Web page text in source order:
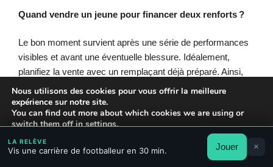
Quand vendre un jeune pour financer deux renforts ?
Le bon moment survient après une série de performances
visibles et avant une éventuelle blessure. Idéalement,
planifiez la vente avec un remplaçant déjà préparé. Ainsi,
l’équipe ne perd pas en intensité.
Où trouver des guides pour optimiser tactiques et
entraînements ?
Les sections dédiées regroupent analyses et méthodes
Nous utilisons des cookies pour vous offrir la meilleure
expérience sur notre site.
You can find out more about which cookies we are using or
switch them off insettings.
Accepter Rejeter Réglages
LA RELÈVE
Vis une carrière de footballeur en 30 min. Jouer ×